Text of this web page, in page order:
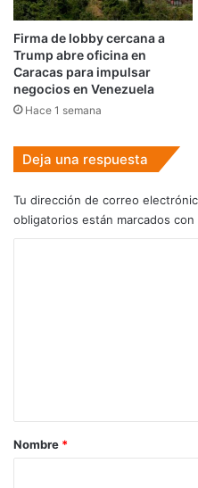
Firma de lobby cercana a
Trump abre oficina en
Caracas para impulsar
negocios en Venezuela
Hace 1 semana
Deja una respuesta
Tu dirección de correo
obligatorios están marcados con
rNombre *